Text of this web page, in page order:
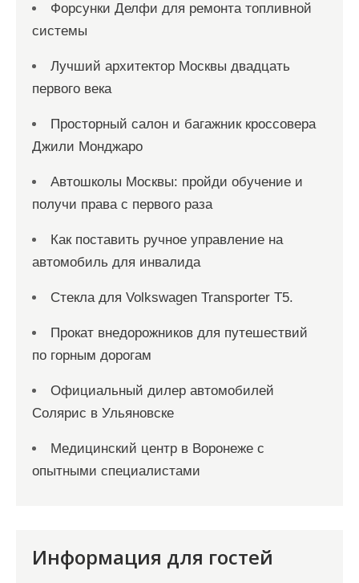
Форсунки Делфи для ремонта топливной
системы
Лучший архитектор Москвы двадцать
первого века
Просторный салон и багажник кроссовера
Джили Монджаро
Автошколы Москвы: пройди обучение и
получи права с первого раза
Как поставить ручное управление на
автомобиль для инвалида
Стекла для Volkswagen Transporter T5.
Прокат внедорожников для путешествий
по горным дорогам
Официальный дилер автомобилей
Солярис в Ульяновске
Медицинский центр в Воронеже с
опытными специалистами
Информация для гостей